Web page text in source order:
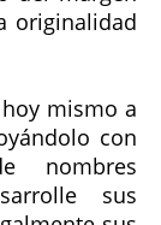
originalidad
mismo a
con
nombres
sus